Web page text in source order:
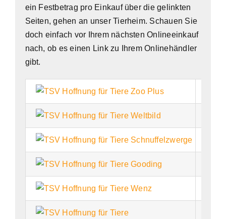
ein Festbetrag pro Einkauf über die gelinkten
Seiten, gehen an unser Tierheim. Schauen Sie
doch einfach vor Ihrem nächsten Onlineeinkauf
nach, ob es einen Link zu Ihrem Onlinehändler
gibt.